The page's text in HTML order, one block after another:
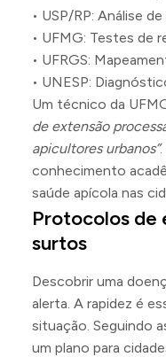
• USP/RP: Análise
• UFMG: Testes de
• UFRGS:
• UNESP:
Um técnico da
de extensão
apicultores urbanos”
conhecimento
saúde apícola nas
Protocolos de
surtos
Descobrir uma
alerta. A rapidez é
situação. Seguindo
um plano para